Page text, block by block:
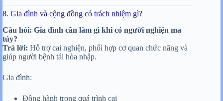
8. Gia đình và cộng đồng có trách nhiệm gì?
Câu hỏi: Gia đình cần làm gì khi có người nghiện ma
túy?
Trả lời: Hỗ trợ cai nghiện, phối hợp cơ quan chức năng và
giúp người bệnh tái hòa nhập.
Gia đình:
Đồng hành trong quá trình cai